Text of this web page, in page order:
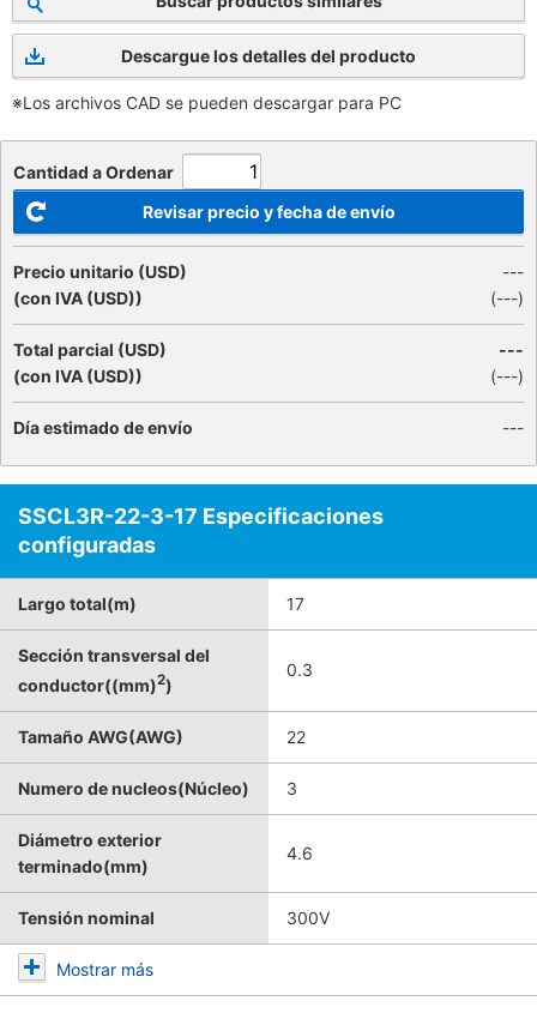
Descargue los detalles del producto
※Los archivos CAD se pueden descargar para PC
Cantidad a Ordenar
Revisar precio y fecha de envío
Precio unitario (USD)
(con IVA (USD))
---
(---)
Total parcial (USD)
(con IVA (USD))
---
(---)
Día estimado de envío ---
SSCL3R-22-3-17 Especificaciones
configuradas
Largo total(m) 17
Sección transversal del
conductor((mm)2)
0.3
Tamaño AWG(AWG) 22
Numero de nucleos(Núcleo) 3
Diámetro exterior
terminado(mm)
4.6
Tensión nominal 300V
Mostrar más